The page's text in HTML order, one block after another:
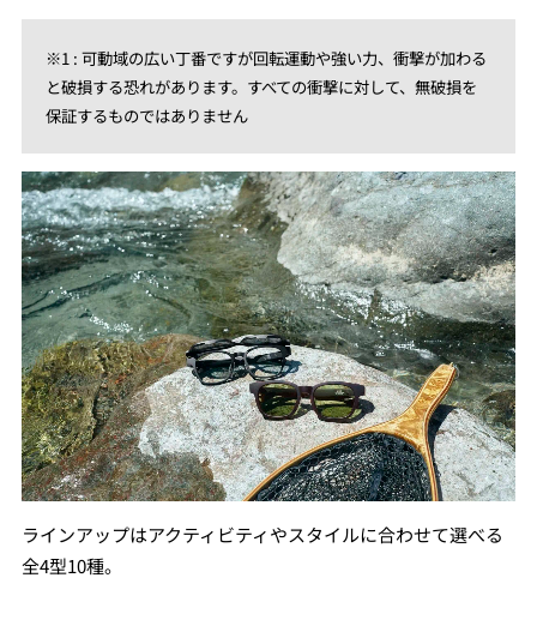
※1 : 可動域の広い丁番ですが回転運動や強い⼒、衝撃が加わる
と破損する恐れがあります。すべての衝撃に対して、無破損を
保証するものではありません
ラインアップはアクティビティやスタイルに合わせて選べる
全4型10種。